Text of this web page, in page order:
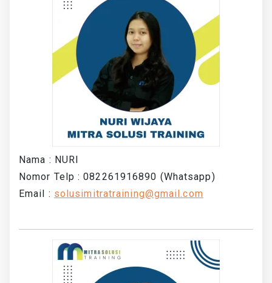
Nama : NURI
Nomor Telp : 082261916890 (Whatsapp)
Email : solusimitratraining@gmail.com